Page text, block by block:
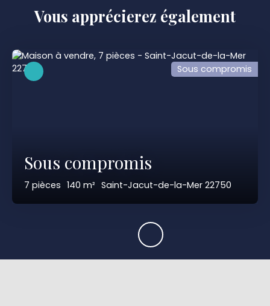
Vous apprécierez également
Sous compromis
7 pièces 140 m² Saint-Jacut-de-la-Mer 22750
Sous compromis